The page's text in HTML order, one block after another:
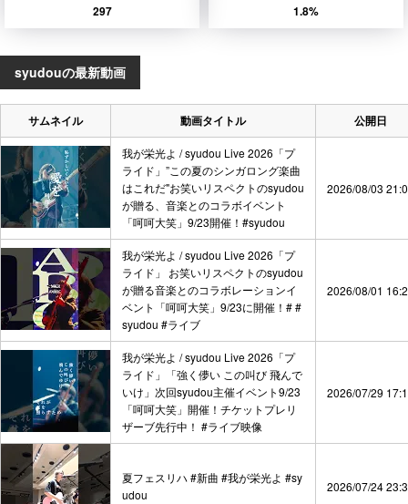
297 1.8%
syudouの最新動画
サムネイル 動画タイトル 公開日
我が栄光よ / syudou Live 2026「プ
ライド」”この夏のシンガロング楽曲
はこれだ"お笑いリスペクトのsyudou
が贈る、音楽とのコラボイベント
「呵呵大笑」9/23開催！#syudou
2026/08/03
我が栄光よ / syudou Live 2026「プ
ライド」 お笑いリスペクトのsyudou
が贈る音楽とのコラボレーションイ
ベント「呵呵大笑」9/23に開催！# #
syudou #ライブ
2026/08/01
我が栄光よ / syudou Live 2026「プ
ライド」「強く儚い この叫び 飛んで
いけ」次回syudou主催イベント9/23
「呵呵大笑」開催！チケットプレリ
ザーブ先行中！ #ライブ映像
2026/07/29
夏フェスリハ #新曲 #我が栄光よ #sy
udou
2026/07/24